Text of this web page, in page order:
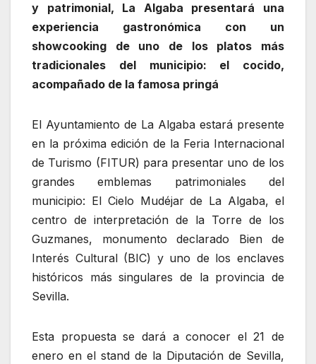
y patrimonial, La Algaba presentará una
experiencia gastronómica con un
showcooking de uno de los platos más
tradicionales del municipio: el cocido,
acompañado de la famosa pringá
El Ayuntamiento de La Algaba estará presente
en la próxima edición de la Feria Internacional
de Turismo (FITUR) para presentar uno de los
grandes emblemas patrimoniales del
municipio: El Cielo Mudéjar de La Algaba, el
centro de interpretación de la Torre de los
Guzmanes, monumento declarado Bien de
Interés Cultural (BIC) y uno de los enclaves
históricos más singulares de la provincia de
Sevilla.
Esta propuesta se dará a conocer el 21 de
enero en el stand de la Diputación de Sevilla,